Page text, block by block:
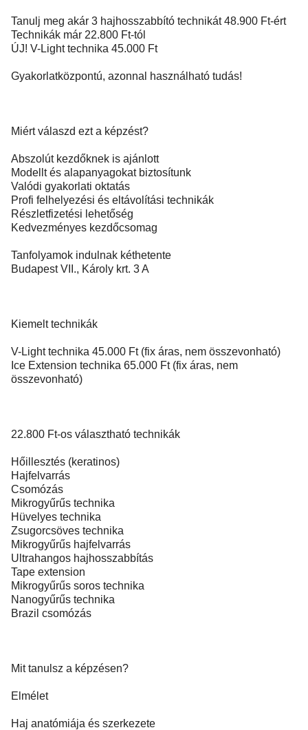
Tanulj meg akár 3 hajhosszabbító technikát 48.900 Ft-ért
Technikák már 22.800 Ft-tól
ÚJ! V-Light technika 45.000 Ft
Gyakorlatközpontú, azonnal használható tudás!
Miért válaszd ezt a képzést?
Abszolút kezdőknek is ajánlott
Modellt és alapanyagokat biztosítunk
Valódi gyakorlati oktatás
Profi felhelyezési és eltávolítási technikák
Részletfizetési lehetőség
Kedvezményes kezdőcsomag
Tanfolyamok indulnak kéthetente
Budapest VII., Károly krt. 3 A
Kiemelt technikák
V-Light technika 45.000 Ft (fix áras, nem összevonható)
Ice Extension technika 65.000 Ft (fix áras, nem
összevonható)
22.800 Ft-os választható technikák
Hőillesztés (keratinos)
Hajfelvarrás
Csomózás
Mikrogyűrűs technika
Hüvelyes technika
Zsugorcsöves technika
Mikrogyűrűs hajfelvarrás
Ultrahangos hajhosszabbítás
Tape extension
Mikrogyűrűs soros technika
Nanogyűrűs technika
Brazil csomózás
Mit tanulsz a képzésen?
Elmélet
Haj anatómiája és szerkezete